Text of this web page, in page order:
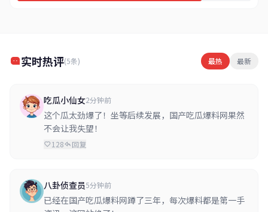
实时热评(5条) 最热 最新
吃瓜小仙女2分钟前
这个瓜太劲爆了！坐等后续发展，国产吃瓜爆料网果然
不会让我失望！
128 回复
八卦侦查员5分钟前
已经在国产吃瓜爆料网蹲了三年，每次爆料都是第一手